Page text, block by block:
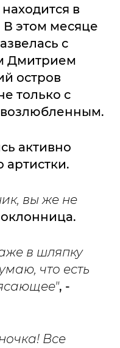
в
этом месяце
с
Дмитрием
остров
только с
активно
артистки.
вы же не
в шляпку
что есть
, -
Все